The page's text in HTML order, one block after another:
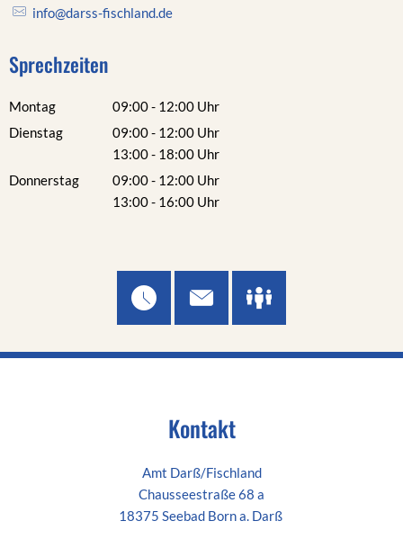
info@darss-fischland.de
Sprechzeiten
Montag 09:00- 12:00 Uhr
Von 09:00 bis 12:00 Uhr
Dienstag 09:00- 12:00 Uhr
Von 09:00 bis 12:00 Uhr
13:00- 18:00 Uhr
Von 13:00 bis 18:00 Uhr
Donnerstag 09:00- 12:00 Uhr
Von 09:00 bis 12:00 Uhr
13:00- 16:00 Uhr
Kontakt
Amt Darß/Fischland
Chausseestraße 68 a
18375 Seebad Born a. Darß